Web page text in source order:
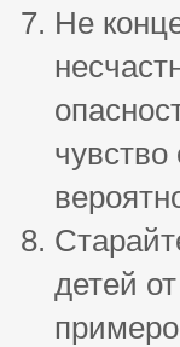
Не
чувство
детей